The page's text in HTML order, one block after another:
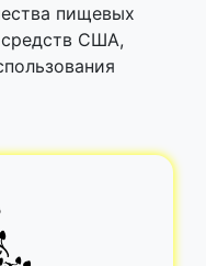
пищевых
средств США,